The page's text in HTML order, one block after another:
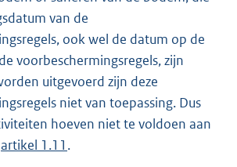
van de
ook wel de datum op de
voorbeschermingsregels, zijn
uitgevoerd zijn deze
niet van toepassing. Dus
hoeven niet te voldoen aan
artikel 1.11 .